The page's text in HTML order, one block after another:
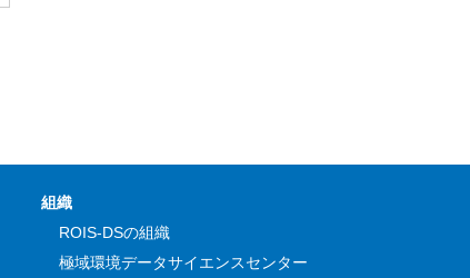
組織
ROIS-DSの組織
極域環境データサイエンスセンター